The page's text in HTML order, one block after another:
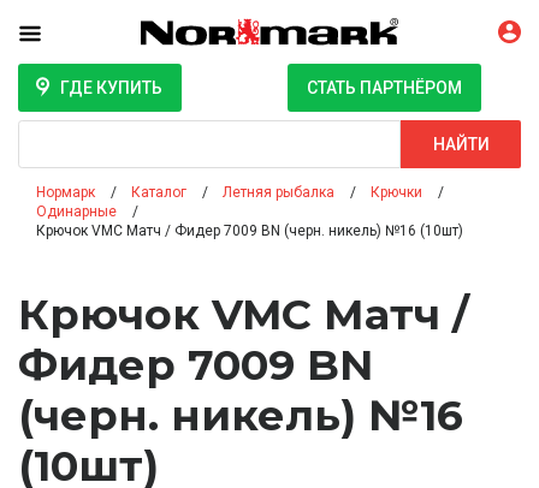
ГДЕ КУПИТЬ СТАТЬ ПАРТНЁРОМ
НАЙТИ
Нормарк Каталог Летняя рыбалка
Крючки
Одинарные
Крючок VMC Матч / Фидер 7009 BN (черн. никель) №16 (10шт)
Крючок VMC Матч /
Фидер 7009 BN
(черн. никель) №16
(10шт)